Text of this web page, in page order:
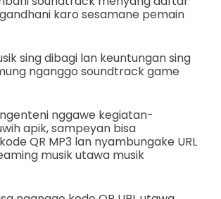
karo sesamane pemain
sing dibagi lan keuntungan sing
nganggo soundtrack game
nggawe kegiatan-
apik, sampeyan bisa
QR MP3 lan nyambungake URL
musik utawa musik